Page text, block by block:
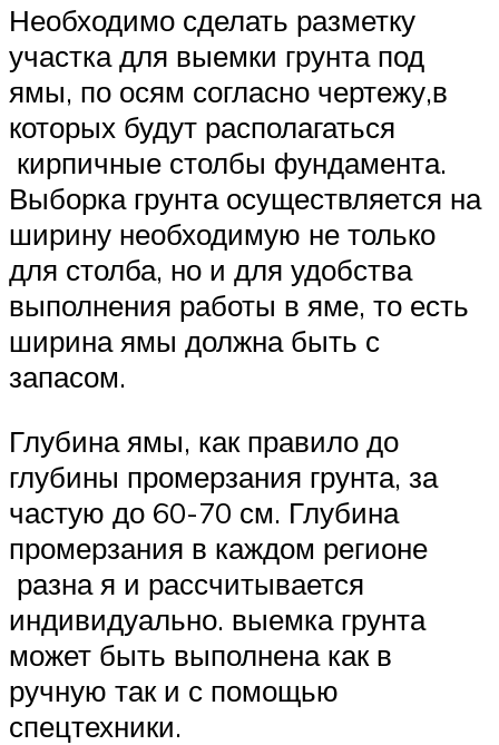
Необходимо сделать разметку
участка для выемки грунта под
ямы, по осям согласно чертежу,в
которых будут располагаться
кирпичные столбы фундамента.
Выборка грунта осуществляется на
ширину необходимую не только
для столба, но и для удобства
выполнения работы в яме, то есть
ширина ямы должна быть с
запасом.
Глубина ямы, как правило до
глубины промерзания грунта, за
частую до 60-70 см. Глубина
промерзания в каждом регионе
разна я и рассчитывается
индивидуально. выемка грунта
может быть выполнена как в
ручную так и с помощью
спецтехники.